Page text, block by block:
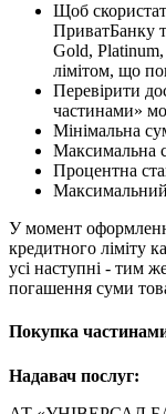
Щоб
ПриватБанку
Gold,
лімітом, що
Перевірити
частинами»
Мінімальна
Максимальна
Процентна
Максимальний
У момент
кредитного ліміту
усі наступні - тим
погашення суми
Покупка
Надавач послуг: